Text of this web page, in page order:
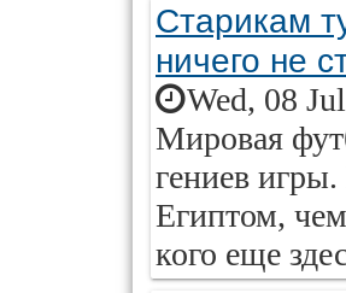
Старикам
ничего не
Wed, 08
Мировая
гениев
Египтом,
кого еще